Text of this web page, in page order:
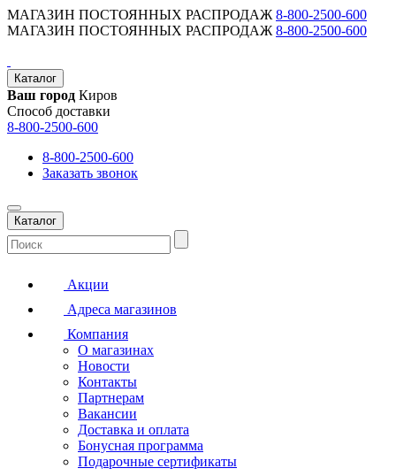
МАГАЗИН ПОСТОЯННЫХ РАСПРОДАЖ 8-800-2500-600
МАГАЗИН ПОСТОЯННЫХ РАСПРОДАЖ 8-800-2500-600
Каталог
Ваш город Киров
Способ доставки
8-800-2500-600
8-800-2500-600
Заказать звонок
Каталог
Акции
Адреса магазинов
Компания
О магазинах
Новости
Контакты
Партнерам
Вакансии
Доставка и оплата
Бонусная программа
Подарочные сертификаты